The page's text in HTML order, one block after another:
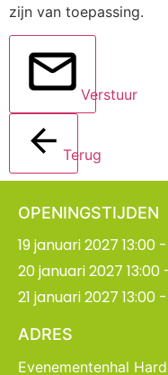
zijn van toepassing.
Verstuur
Terug
OPENINGSTIJDEN
19 januari 2027 13:00
20 januari 2027 13:00
21 januari 2027 13:00
ADRES
Evenementenhal